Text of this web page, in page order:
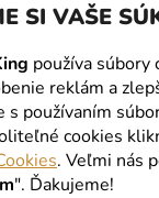
SI VAŠE
používa súbory
reklám a
s používaním
cookies
. Veľmi nás
". Ďakujeme!
DO KOŠÍKA